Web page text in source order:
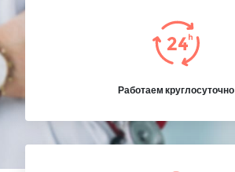
Работаем круглосуточно